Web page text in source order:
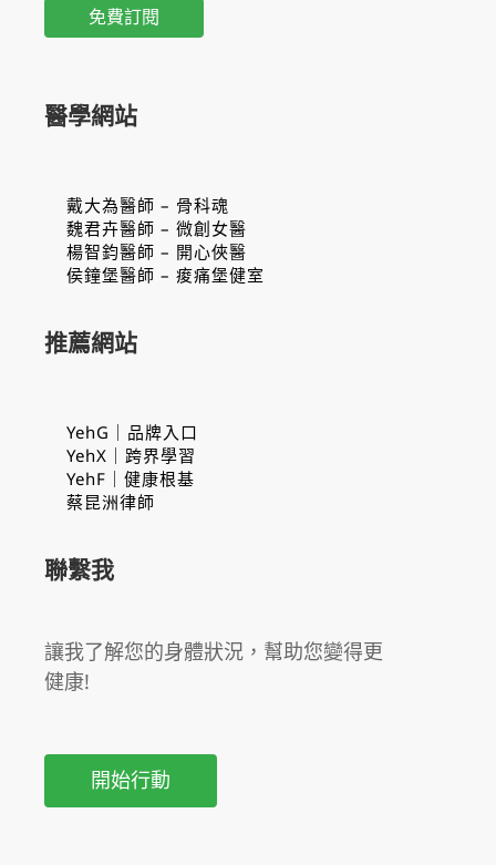
醫學網站
戴大為醫師 – 骨科魂
魏君卉醫師 – 微創女醫
楊智鈞醫師 – 開心俠醫
侯鐘堡醫師 – 痠痛堡健室
推薦網站
YehG｜品牌入口
YehX｜跨界學習
YehF｜健康根基
蔡昆洲律師
聯繫我
讓我了解您的身體狀況，幫助您變得更
健康!
開始行動